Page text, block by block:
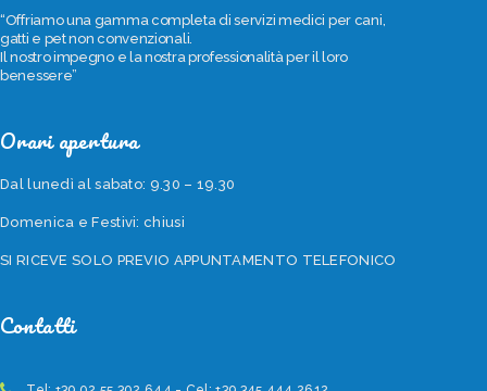
“Offriamo una gamma completa di servizi medici per cani,
gatti e pet non convenzionali.
Il nostro impegno e la nostra professionalità per il loro
benessere”
Orari apertura
Dal lunedì al sabato: 9.30 – 19.30
Domenica e Festivi: chiusi
SI RICEVE SOLO PREVIO APPUNTAMENTO TELEFONICO
Contatti